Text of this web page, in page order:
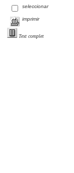
seleccionar
imprimir
Text complet